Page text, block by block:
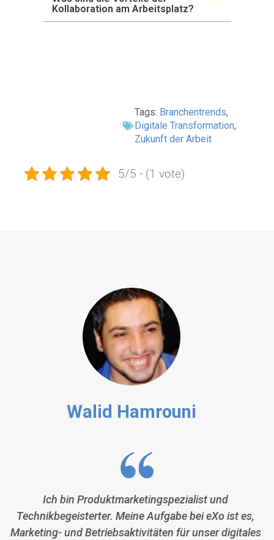
Kollaboration am Arbeitsplatz?
Tags: Branchentrends,
Digitale Transformation,
Zukunft der Arbeit
5/5 - (1 vote)
Walid Hamrouni
Ich bin Produktmarketingspezialist und
Technikbegeisterter. Meine Aufgabe bei eXo ist es,
Marketing- und Betriebsaktivitäten für unser digitales